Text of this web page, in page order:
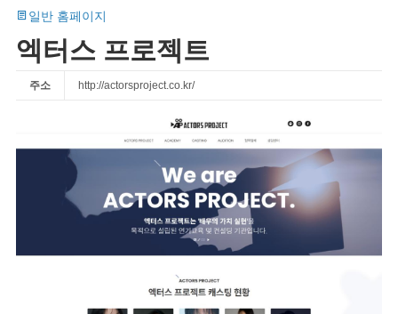
일반 홈페이지
엑터스 프로젝트
주소 http://actorsproject.co.kr/